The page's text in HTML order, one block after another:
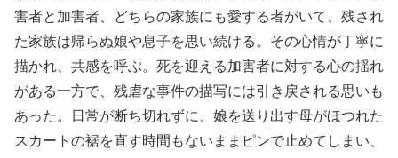
害者と加害者、どちらの家族にも愛する者がいて、残され
た家族は帰らぬ娘や息子を思い続ける。その心情が丁寧に
描かれ、共感を呼ぶ。死を迎える加害者に対する心の揺れ
がある一方で、残虐な事件の描写には引き戻される思いも
あった。日常が断ち切れずに、娘を送り出す母がほつれた
スカートの裾を直す時間もないままピンで止めてしまい、